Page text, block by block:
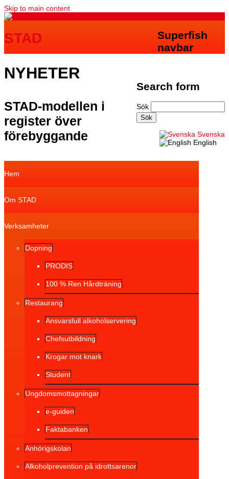
Skip to main content
STAD
Search form
Sök
Svenska
English
Superfish
navbar
Hem
Om STAD
Verksamheter
Dopning
PRODIS
100 % Ren Hårdträning
Restaurang
Ansvarsfull alkoholservering
Chefsutbildning
Krogar mot knark
Student
Ungdomsmottagningar
e-guiden
Faktabanken
Anhörigskolan
Alkoholprevention på idrottsarenor
NYHETER
STAD-modellen i
register över
förebyggande